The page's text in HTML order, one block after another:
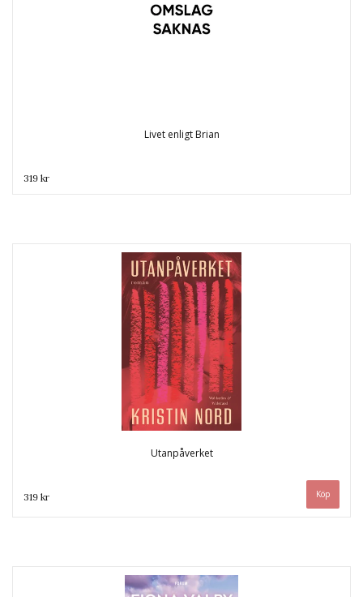
Livet enligt Brian
319 kr
Utanpåverket
319 kr